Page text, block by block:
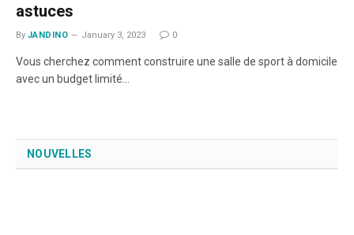
astuces
By JANDINO January 3, 2023 0
Vous cherchez comment construire une salle de sport à domicile
avec un budget limité…
NOUVELLES